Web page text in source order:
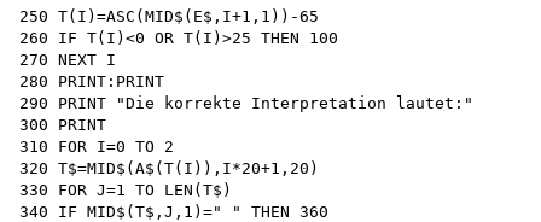
250 T(I)=ASC(MID$(E$,I+1,1))-65
260 IF T(I)<0 OR T(I)>25 THEN 100
270 NEXT I
280 PRINT:PRINT
290 PRINT "Die korrekte Interpretation lautet:"
300 PRINT
310 FOR I=0 TO 2
320 T$=MID$(A$(T(I)),I*20+1,20)
330 FOR J=1 TO LEN(T$)
340 IF MID$(T$,J,1)=" " THEN 360